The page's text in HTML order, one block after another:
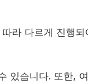
따라 다르게 진행
있습니다. 또한,